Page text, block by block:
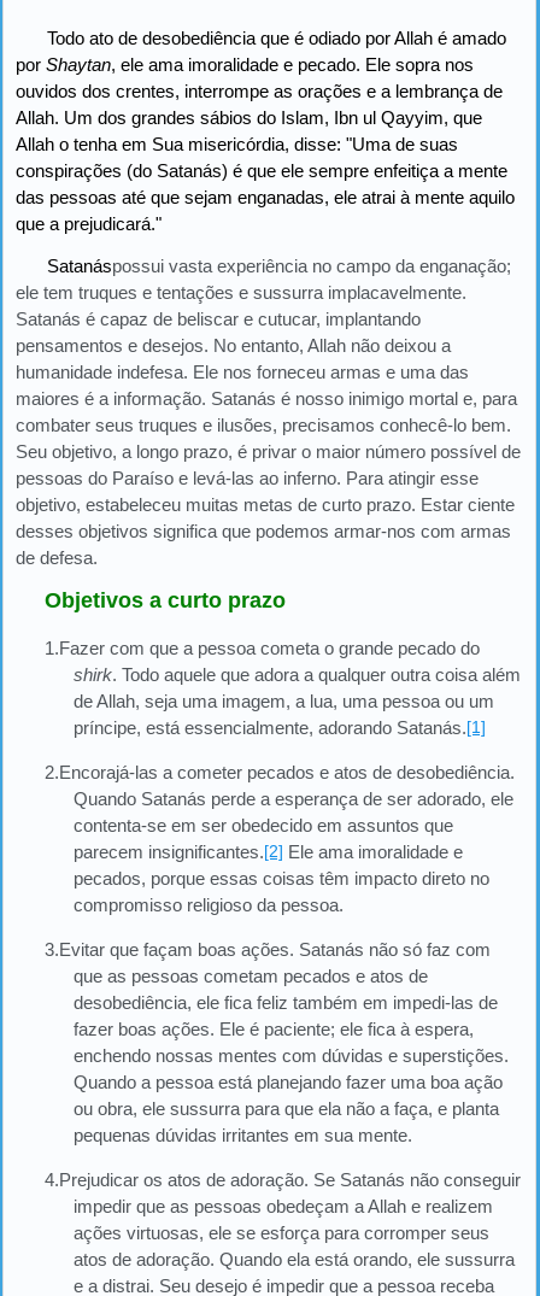
Todo ato de desobediência que é odiado por Allah é amado
por Shaytan, ele ama imoralidade e pecado. Ele sopra nos
ouvidos dos crentes, interrompe as orações e a lembrança de
Allah. Um dos grandes sábios do Islam, Ibn ul Qayyim, que
Allah o tenha em Sua misericórdia, disse: "Uma de suas
conspirações (do Satanás) é que ele sempre enfeitiça a mente
das pessoas até que sejam enganadas, ele atrai à mente aquilo
que a prejudicará."
Satanáspossui vasta experiência no campo da enganação;
ele tem truques e tentações e sussurra implacavelmente.
Satanás é capaz de beliscar e cutucar, implantando
pensamentos e desejos. No entanto, Allah não deixou a
humanidade indefesa. Ele nos forneceu armas e uma das
maiores é a informação. Satanás é nosso inimigo mortal e, para
combater seus truques e ilusões, precisamos conhecê-lo bem.
Seu objetivo, a longo prazo, é privar o maior número possível de
pessoas do Paraíso e levá-las ao inferno. Para atingir esse
objetivo, estabeleceu muitas metas de curto prazo. Estar ciente
desses objetivos significa que podemos armar-nos com armas
de defesa.
Objetivos a curto prazo
1.Fazer com que a pessoa cometa o grande pecado do
shirk. Todo aquele que adora a qualquer outra coisa além
de Allah, seja uma imagem, a lua, uma pessoa ou um
príncipe, está essencialmente, adorando Satanás.[1]
2.Encorajá-las a cometer pecados e atos de desobediência.
Quando Satanás perde a esperança de ser adorado, ele
contenta-se em ser obedecido em assuntos que
parecem insignificantes.[2] Ele ama imoralidade e
pecados, porque essas coisas têm impacto direto no
compromisso religioso da pessoa.
3.Evitar que façam boas ações. Satanás não só faz com
que as pessoas cometam pecados e atos de
desobediência, ele fica feliz também em impedi-las de
fazer boas ações. Ele é paciente; ele fica à espera,
enchendo nossas mentes com dúvidas e superstições.
Quando a pessoa está planejando fazer uma boa ação
ou obra, ele sussurra para que ela não a faça, e planta
pequenas dúvidas irritantes em sua mente.
4.Prejudicar os atos de adoração. Se Satanás não conseguir
impedir que as pessoas obedeçam a Allah e realizem
ações virtuosas, ele se esforça para corromper seus
atos de adoração. Quando ela está orando, ele sussurra
e a distrai. Seu desejo é impedir que a pessoa receba